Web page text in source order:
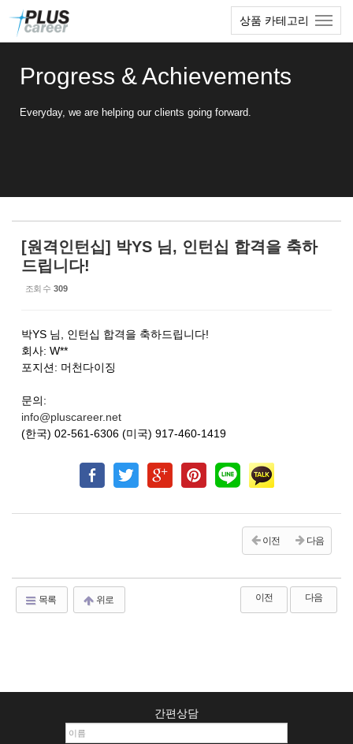
상품 카테고리
Progress & Achievements
Everyday, we are helping our clients going forward.
[원격인턴십] 박YS 님, 인턴십 합격을 축하
드립니다!
조회 수 309
박YS 님, 인턴십 합격을 축하드립니다!
회사: W**
포지션: 머천다이징
문의:
info@pluscareer.net
(한국) 02-561-6306 (미국) 917-460-1419
이전 다음
목록 위로 이전 다음
간편상담